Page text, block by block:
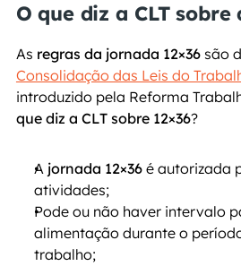
O que diz a CLT sobre
As regras da jornada 12×36
Consolidação das Leis do
introduzido pela Reforma
que diz a CLT sobre 12×36?
A jornada 12×36 é autorizada
atividades;
Pode ou não haver intervalo
alimentação durante o
trabalho;